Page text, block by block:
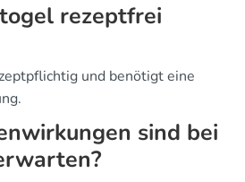
rezeptfrei
und benötigt eine
sind bei